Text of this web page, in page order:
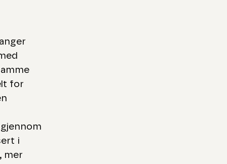
for
i
mer